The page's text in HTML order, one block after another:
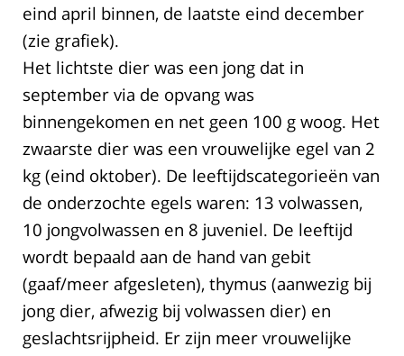
eind april binnen, de laatste eind december
(zie grafiek).
Het lichtste dier was een jong dat in
september via de opvang was
binnengekomen en net geen 100 g woog. Het
zwaarste dier was een vrouwelijke egel van 2
kg (eind oktober). De leeftijdscategorieën van
de onderzochte egels waren: 13 volwassen,
10 jongvolwassen en 8 juveniel. De leeftijd
wordt bepaald aan de hand van gebit
(gaaf/meer afgesleten), thymus (aanwezig bij
jong dier, afwezig bij volwassen dier) en
geslachtsrijpheid. Er zijn meer vrouwelijke